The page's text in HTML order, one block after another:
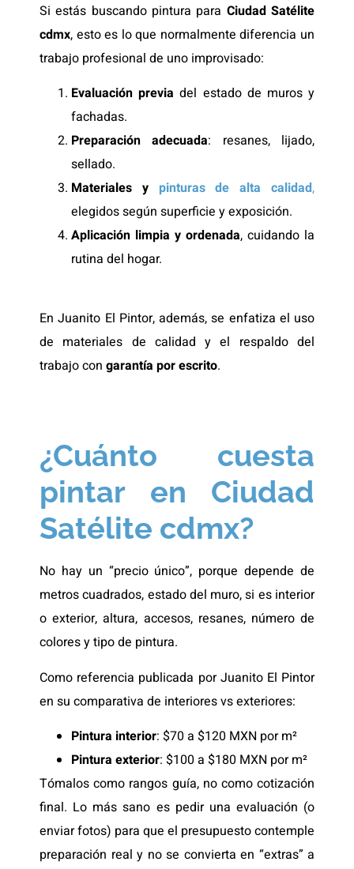
Si estás buscando pintura para Ciudad Satélite
cdmx, esto es lo que normalmente diferencia un
trabajo profesional de uno improvisado:
Evaluación previa del estado de muros y
fachadas.
Preparación adecuada: resanes, lijado,
sellado.
Materiales y pinturas de alta calidad,
elegidos según superficie y exposición.
Aplicación limpia y ordenada, cuidando la
rutina del hogar.
En Juanito El Pintor, además, se enfatiza el uso
de materiales de calidad y el respaldo del
trabajo con garantía por escrito.
¿Cuánto cuesta
pintar en Ciudad
Satélite cdmx?
No hay un “precio único”, porque depende de
metros cuadrados, estado del muro, si es interior
o exterior, altura, accesos, resanes, número de
colores y tipo de pintura.
Como referencia publicada por Juanito El Pintor
en su comparativa de interiores vs exteriores:
Pintura interior: $70 a $120 MXN por m²
Pintura exterior: $100 a $180 MXN por m²
Tómalos como rangos guía, no como cotización
final. Lo más sano es pedir una evaluación (o
enviar fotos) para que el presupuesto contemple
preparación real y no se convierta en “extras” a